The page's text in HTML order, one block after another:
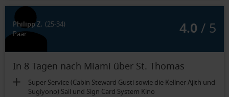
Philipp Z. (25-34)
Paar
4.0 / 5
In 8 Tagen nach Miami über St. Thomas
Super Service (Cabin Steward Gusti sowie die Kellner Ajith und
Sugiyono) Sail und Sign Card System Kino